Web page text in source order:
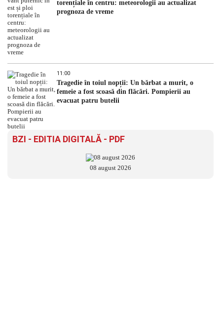
torențiale în centru: meteorologii au actualizat
prognoza de vreme
11:00
Tragedie în toiul nopții: Un bărbat a murit, o
femeie a fost scoasă din flăcări. Pompierii au
evacuat patru butelii
BZI - EDITIA DIGITALĂ - PDF
08 august 2026